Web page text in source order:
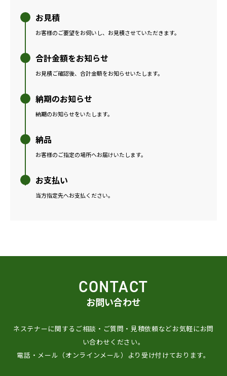
お見積
お客様のご要望をお伺いし、お見積させていただきます。
合計金額をお知らせ
お見積ご確認後、合計金額をお知らせいたします。
納期のお知らせ
納期のお知らせをいたします。
納品
お客様のご指定の場所へお届けいたします。
お支払い
当方指定先へお支払ください。
CONTACT
お問い合わせ
ネステナーに関するご相談・ご質問・見積依頼などお気軽にお問
い合わせください。
電話・メール（オンラインメール）より受け付けております。